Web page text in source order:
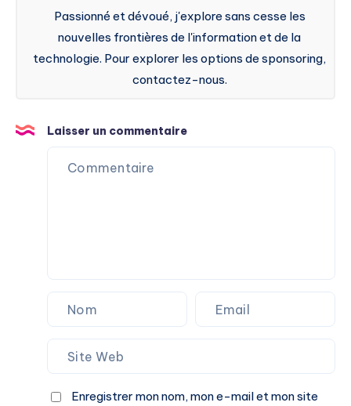
Passionné et dévoué, j'explore sans cesse les
nouvelles frontières de l'information et de la
technologie. Pour explorer les options de sponsoring,
contactez-nous.
Laisser un commentaire
Enregistrer mon nom, mon e-mail et mon site